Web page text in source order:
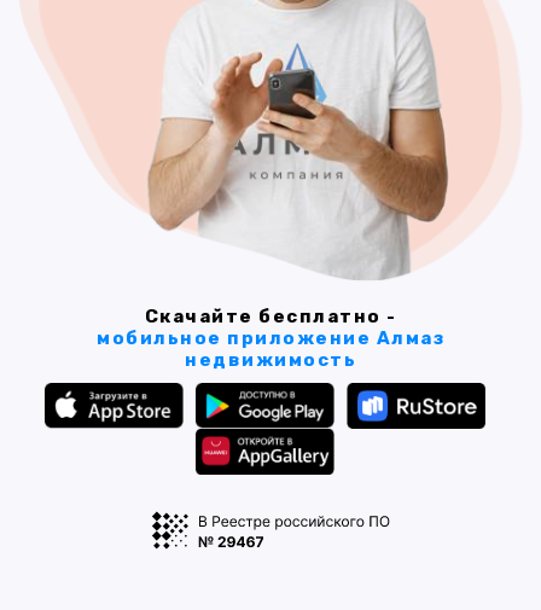
Скачайте бесплатно -
мобильное приложение Алмаз
недвижимость